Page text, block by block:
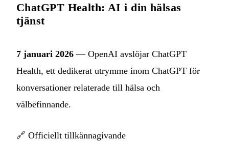
ChatGPT Health: AI i din hälsas
tjänst
7 januari 2026 — OpenAI avslöjar ChatGPT
Health, ett dedikerat utrymme inom ChatGPT för
konversationer relaterade till hälsa och
välbefinnande.
🔗 Officiellt tillkännagivande